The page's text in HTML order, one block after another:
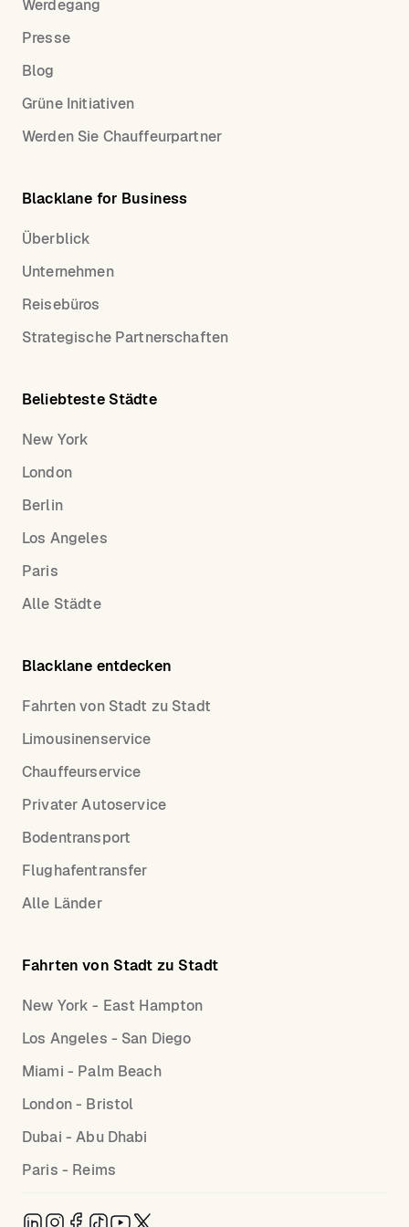
Blacklane sind alle Trinkgelder, Mautgebühren und
Gepäckgebühren im Endpreis enthalten. Kein Warten
Werdegang
Presse
Blog
Grüne Initiativen
Werden Sie Chauffeurpartner
Blacklane for Business
Überblick
Unternehmen
Reisebüros
Strategische Partnerschaften
Beliebteste Städte
New York
London
Berlin
Los Angeles
Paris
Alle Städte
Blacklane entdecken
Fahrten von Stadt zu Stadt
Limousinenservice
Chauffeurservice
Privater Autoservice
Bodentransport
Flughafentransfer
Alle Länder
Fahrten von Stadt zu Stadt
New York - East Hampton
Los Angeles - San Diego
Miami - Palm Beach
London - Bristol
Dubai - Abu Dhabi
Paris - Reims